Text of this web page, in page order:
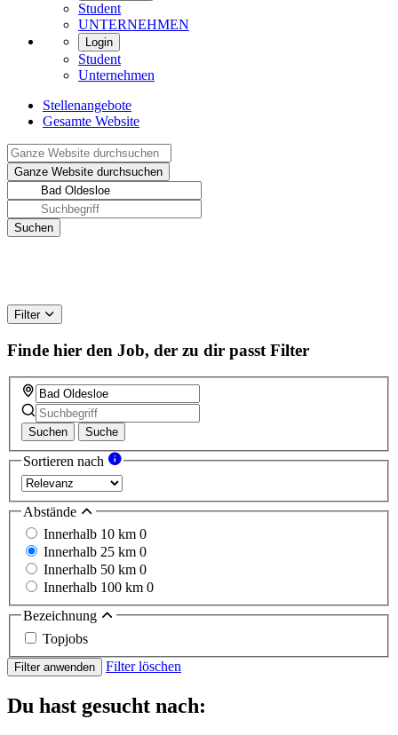
Student
UNTERNEHMEN
Login
Student
Unternehmen
Stellenangebote
Gesamte Website
Filter
Finde hier den Job, der zu dir passt Filter
Suchen Suche
Sortieren nach
Abstände
Innerhalb 10 km 0
Innerhalb 25 km 0
Innerhalb 50 km 0
Innerhalb 100 km 0
Bezeichnung
Topjobs
Filter anwenden Filter löschen
Du hast gesucht nach: